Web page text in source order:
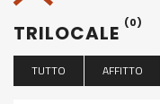
TRILOCALE (0)
TUTTO AFFITTO